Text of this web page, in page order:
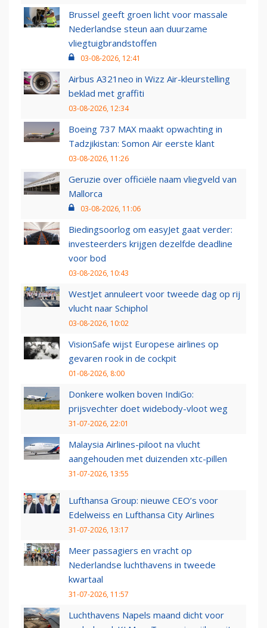
Brussel geeft groen licht voor massale
Nederlandse steun aan duurzame
vliegtuigbrandstoffen
03-08-2026, 12:41
Airbus A321neo in Wizz Air-kleurstelling
beklad met graffiti
03-08-2026, 12:34
Boeing 737 MAX maakt opwachting in
Tadzjikistan: Somon Air eerste klant
03-08-2026, 11:26
Geruzie over officiële naam vliegveld van
Mallorca
03-08-2026, 11:06
Biedingsoorlog om easyJet gaat verder:
investeerders krijgen dezelfde deadline
voor bod
03-08-2026, 10:43
WestJet annuleert voor tweede dag op rij
vlucht naar Schiphol
03-08-2026, 10:02
VisionSafe wijst Europese airlines op
gevaren rook in de cockpit
01-08-2026, 8:00
Donkere wolken boven IndiGo:
prijsvechter doet widebody-vloot weg
31-07-2026, 22:01
Malaysia Airlines-piloot na vlucht
aangehouden met duizenden xtc-pillen
31-07-2026, 13:55
Lufthansa Group: nieuwe CEO’s voor
Edelweiss en Lufthansa City Airlines
31-07-2026, 13:17
Meer passagiers en vracht op
Nederlandse luchthavens in tweede
kwartaal
31-07-2026, 11:57
Luchthavens Napels maand dicht voor